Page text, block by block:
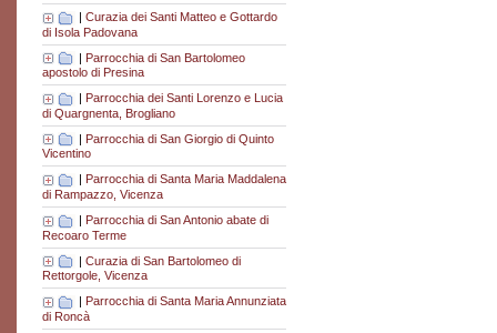
Curazia dei Santi Matteo e Gottardo
di Isola Padovana
| Parrocchia di San Bartolomeo
apostolo di Presina
Parrocchia dei Santi Lorenzo e Lucia
di Quargnenta, Brogliano
| Parrocchia di San Giorgio di Quinto
Vicentino
Parrocchia di Santa Maria Maddalena
di Rampazzo, Vicenza
| Parrocchia di San Antonio abate di
Recoaro Terme
| Curazia di San Bartolomeo di
Rettorgole, Vicenza
| Parrocchia di Santa Maria Annunziata
di Roncà